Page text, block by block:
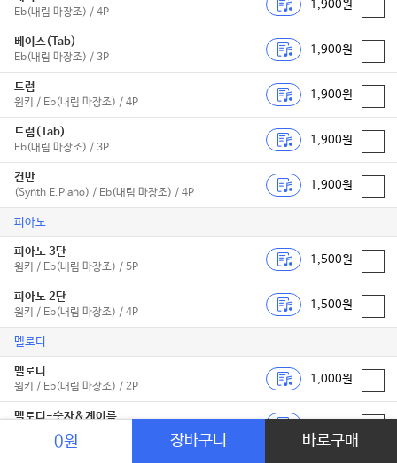
Eb(내림 마장조) / 4P
1,900원
베이스(Tab)
Eb(내림 마장조) / 3P
1,900원
드럼
원키 / Eb(내림 마장조) / 4P
1,900원
드럼(Tab)
Eb(내림 마장조) / 3P
1,900원
건반
(Synth E.Piano) / Eb(내림 마장조) / 4P
1,900원
피아노
피아노 3단
원키 / Eb(내림 마장조) / 5P
1,500원
피아노 2단
원키 / Eb(내림 마장조) / 4P
1,500원
멜로디
멜로디
원키 / Eb(내림 마장조) / 2P
1,000원
멜로디-숫자&계이름
(쉬운 멜로디 for 칼림바 리... / C(다장조) / 2P
0원 장바구니 바로구매